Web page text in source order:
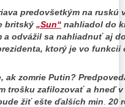
predovšetkým na
britský „Sun“ nahliadol do
a odvážil sa nahliadnuť aj
ktorý je vo funkcii
ak zomrie Putin?
trošku zafilozovať a hneď
žiť ešte ďalších min 20